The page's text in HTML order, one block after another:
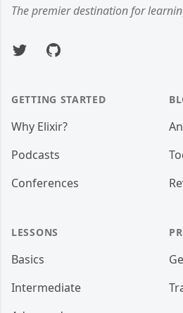
The premier destination for
TwitterGitHub
GETTING STARTED
Why Elixir?
Podcasts
Conferences
LESSONS
Basics
Intermediate